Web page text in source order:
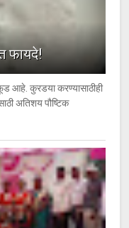
फायदे!
आहे. कुरडया करण्यासाठीही
अतिशय पौष्टिक